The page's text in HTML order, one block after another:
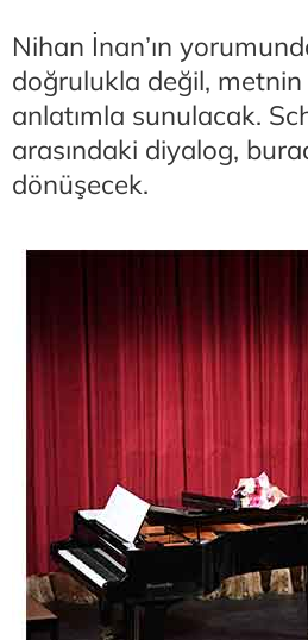
Nihan İnan’ın
doğrulukla değil, metnin
anlatımla sunulacak.
arasındaki diyalog,
dönüşecek.